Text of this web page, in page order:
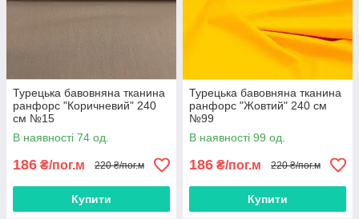
Турецька бавовняна тканина
ранфорс "Коричневий" 240
см №15
В наявності 74 од.
186 ₴/пог.м 220 ₴/пог.м
Купити
Турецька бавовняна тканина
ранфорс "Жовтий" 240 см
№99
В наявності 99 од.
186 ₴/пог.м 220 ₴/пог.м
Купити